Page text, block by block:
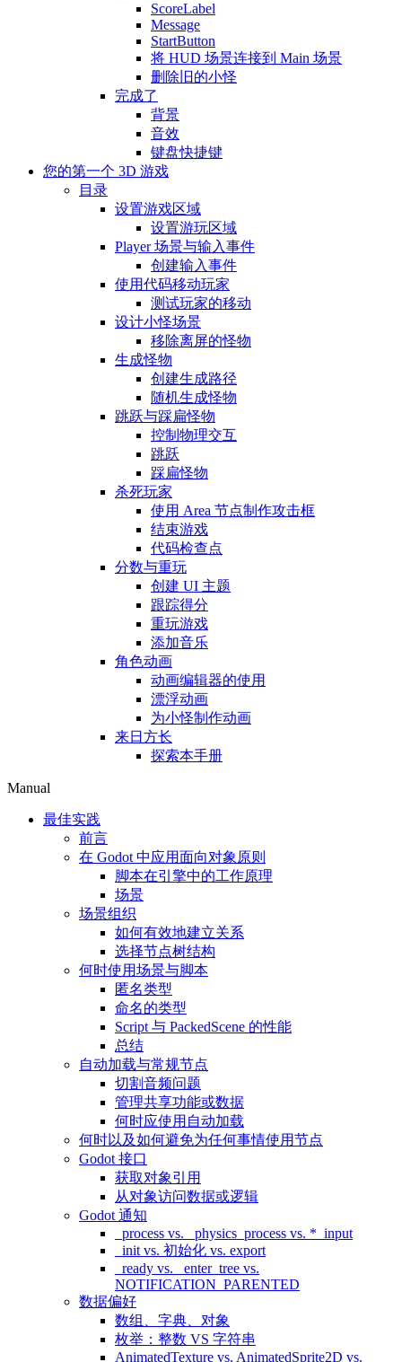
ScoreLabel
Message
StartButton
将 HUD 场景连接到 Main 场景
删除旧的小怪
完成了
背景
音效
键盘快捷键
您的第一个 3D 游戏
目录
设置游戏区域
设置游玩区域
Player 场景与输入事件
创建输入事件
使用代码移动玩家
测试玩家的移动
设计小怪场景
移除离屏的怪物
生成怪物
创建生成路径
随机生成怪物
跳跃与踩扁怪物
控制物理交互
跳跃
踩扁怪物
杀死玩家
使用 Area 节点制作攻击框
结束游戏
代码检查点
分数与重玩
创建 UI 主题
跟踪得分
重玩游戏
添加音乐
角色动画
动画编辑器的使用
漂浮动画
为小怪制作动画
来日方长
探索本手册
Manual
最佳实践
前言
在 Godot 中应用面向对象原则
脚本在引擎中的工作原理
场景
场景组织
如何有效地建立关系
选择节点树结构
何时使用场景与脚本
匿名类型
命名的类型
Script 与 PackedScene 的性能
总结
自动加载与常规节点
切割音频问题
管理共享功能或数据
何时应使用自动加载
何时以及如何避免为任何事情使用节点
Godot 接口
获取对象引用
从对象访问数据或逻辑
Godot 通知
_process vs. _physics_process vs. *_input
_init vs. 初始化 vs. export
_ready vs. _enter_tree vs.
NOTIFICATION_PARENTED
数据偏好
数组、字典、对象
枚举：整数 VS 字符串
AnimatedTexture vs. AnimatedSprite2D vs.